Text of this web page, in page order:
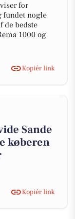
for
fundet nogle
de bedste
1000 og
Kopiér link
Sande
køberen
Kopiér link